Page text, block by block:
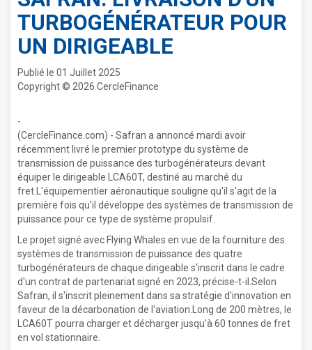
TURBOGÉNÉRATEUR POUR
UN DIRIGEABLE
Publié le 01 Juillet 2025
Copyright © 2026 CercleFinance
-
(CercleFinance.com) - Safran a annoncé mardi avoir
récemment livré le premier prototype du système de
transmission de puissance des turbogénérateurs devant
équiper le dirigeable LCA60T, destiné au marché du
fret.L'équipementier aéronautique souligne qu'il s'agit de la
première fois qu'il développe des systèmes de transmission de
puissance pour ce type de système propulsif.
Le projet signé avec Flying Whales en vue de la fourniture des
systèmes de transmission de puissance des quatre
turbogénérateurs de chaque dirigeable s'inscrit dans le cadre
d'un contrat de partenariat signé en 2023, précise-t-il.Selon
Safran, il s'inscrit pleinement dans sa stratégie d'innovation en
faveur de la décarbonation de l'aviation.Long de 200 mètres, le
LCA60T pourra charger et décharger jusqu'à 60 tonnes de fret
en vol stationnaire.